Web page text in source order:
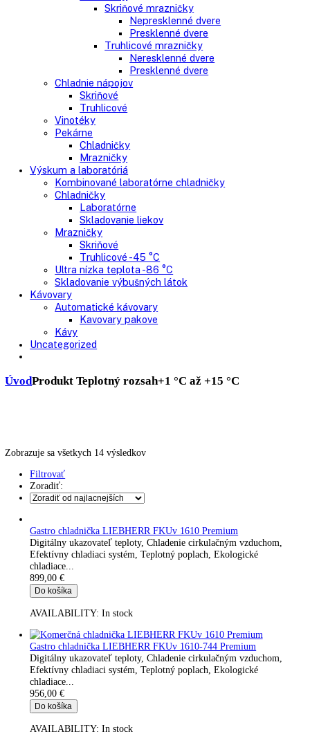
Gastro prevádzky
Kombinované chladničky
Chladničky
Nepresklenné dvere
Presklenné dvere
Mrazničky
Skriňové mrazničky
Truhlicové mrazničky
Chladnie nápojov
Skriňové
Truhlicové
Vinotéky
Pekárne
Chladničky
Mrazničky
Výskum a laboratóriá
Kombinované laboratórne chladničky
Chladničky
Laboratórne
Skladovanie liekov
Mrazničky
Truhlicové -45 °C
Kavovary pakove
Uncategorized
Úvod
Zobrazuje sa všetkych 14 výsledkov
Filtrovať
Zoradiť:
Gastro chladnička LIEBHERR FKUv 1610 Premium
Digitálny ukazovateľ teploty, Chladenie cirkulačným
Efektívny chladiaci systém, Teplotný poplach, Ekologické
chladiace...
899,00€